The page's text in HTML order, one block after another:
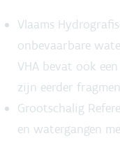
Vlaams
onbevaarbare
VHA bevat ook
zijn eerder
Grootschalig
en watergangen